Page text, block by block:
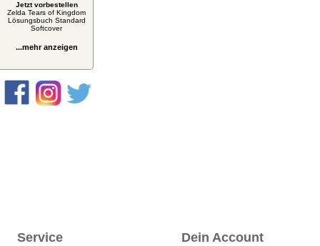
Jetzt vorbestellen
Zelda Tears of Kingdom
Lösungsbuch Standard
Softcover
...mehr anzeigen
Service Dein Account